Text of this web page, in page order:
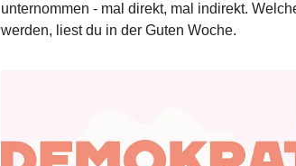
unternommen - mal direkt, mal indirekt.
werden, liest du in der Guten Woche.